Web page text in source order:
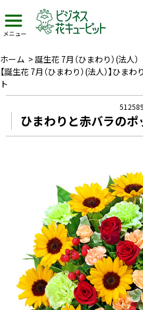
メニュー
ホーム >誕生花 7月（ひまわり）(法人）
【誕生花 7月（ひまわり）(法人）】ひ
ト
512589
ひまわりと赤バラの